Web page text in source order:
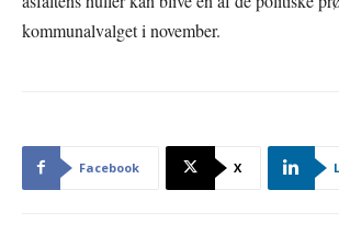
kommunalvalget i november.
Facebook X